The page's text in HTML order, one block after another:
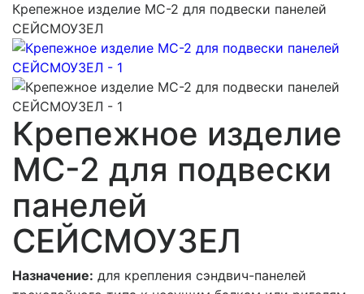
Крепежное изделие МС-2 для подвески панелей
СЕЙСМОУЗЕЛ
Крепежное изделие
МС-2 для подвески
панелей
СЕЙСМОУЗЕЛ
Назначение: для крепления сэндвич-панелей